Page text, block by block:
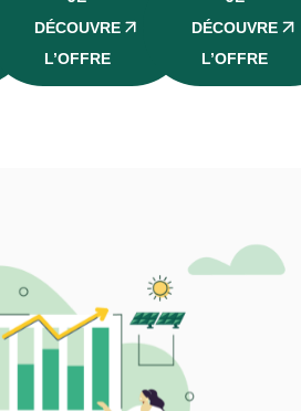
DÉCOUVRE
L’OFFRE
DÉCOUVRE
L’OFFRE